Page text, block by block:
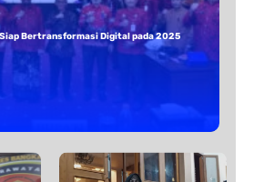
Siap Bertransformasi Digital pada 2025